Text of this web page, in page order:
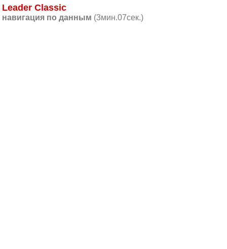
Leader Classic
навигация по данным (3мин.07сек.)